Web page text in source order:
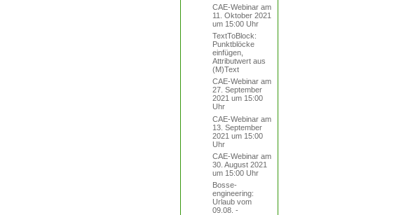
CAE-Webinar am
11. Oktober 2021
um 15:00 Uhr
TextToBlock:
Punktblöcke
einfügen,
Attributwert aus
(M)Text
CAE-Webinar am
27. September
2021 um 15:00
Uhr
CAE-Webinar am
13. September
2021 um 15:00
Uhr
CAE-Webinar am
30. August 2021
um 15:00 Uhr
Bosse-
engineering:
Urlaub vom
09.08. -